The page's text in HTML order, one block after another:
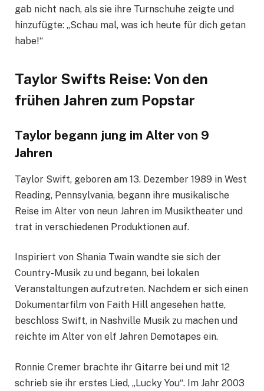
gab nicht nach, als sie ihre Turnschuhe zeigte und
hinzufügte: „Schau mal, was ich heute für dich getan
habe!“
Taylor Swifts Reise: Von den
frühen Jahren zum Popstar
Taylor begann jung im Alter von 9
Jahren
Taylor Swift, geboren am 13. Dezember 1989 in West
Reading, Pennsylvania, begann ihre musikalische
Reise im Alter von neun Jahren im Musiktheater und
trat in verschiedenen Produktionen auf.
Inspiriert von Shania Twain wandte sie sich der
Country-Musik zu und begann, bei lokalen
Veranstaltungen aufzutreten. Nachdem er sich einen
Dokumentarfilm von Faith Hill angesehen hatte,
beschloss Swift, in Nashville Musik zu machen und
reichte im Alter von elf Jahren Demotapes ein.
Ronnie Cremer brachte ihr Gitarre bei und mit 12
schrieb sie ihr erstes Lied, „Lucky You“. Im Jahr 2003